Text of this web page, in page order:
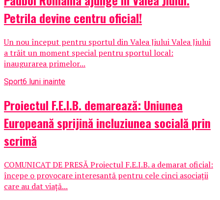
Petrila devine centru oficial!
Un nou început pentru sportul din Valea Jiului Valea Jiului
a trăit un moment special pentru sportul local:
inaugurarea primelor...
Sport6 luni inainte
Proiectul F.E.I.B. demarează: Uniunea
Europeană sprijină incluziunea socială prin
scrimă
COMUNICAT DE PRESĂ Proiectul F.E.I.B. a demarat oficial:
începe o provocare interesantă pentru cele cinci asociații
care au dat viață...